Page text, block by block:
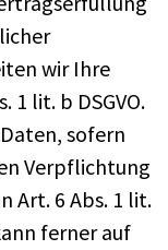
wir Ihre
1 lit. b DSGVO.
sofern
Verpflichtung
Art. 6 Abs. 1 lit.
ferner auf